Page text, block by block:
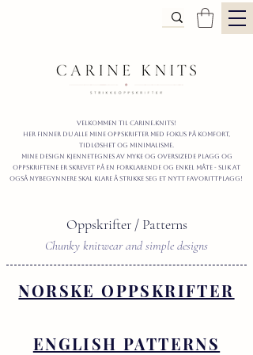
Velkommen til carine.knits!
Her finner du alle mine oppskrifter MED FOKUS PÅ KOMFORT,
TIDLØShet OG MINIMALISme.
mine design kjennetegnes av myke og oversizede plagg og
oppskriftene er skrevet på en forklarende og enkel måte - slik at
også nybegynnere skal klare å strikke seg et nytt favorittplagg!
Oppskrifter / Patterns
Chunky knitwear and simple designs
NORSKE OPPSKRIFTER
ENGLISH PATTERNS